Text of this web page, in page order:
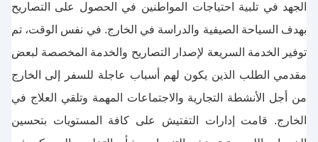
الجهد في تلبية احتياجات المواطنين في الحصول على التصاريح
بهدف السياحة الصيفية والدراسة في الخارج. في نفس الوقت، تم
توفير الخدمة السريعة لإصدار التصاريح والخدمة المخصصة لبعض
مقدمي الطلب الذين يكون لهم أسباب عاجلة للسفر إلى الخارج
من أجل الأنشطة التجارية والاجتماعات المهمة وتلقي العلاج في
الخارج. قامت إدارات التفتيش على كافة المستويات بتحسين